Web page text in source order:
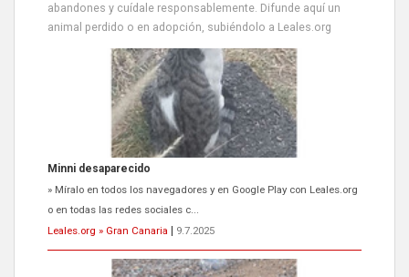
abandones y cuídale responsablemente. Difunde aquí un
animal perdido o en adopción, subiéndolo a Leales.org
o en todas las redes sociales c...
Leales.org » Gran Canaria | 9.7.2025